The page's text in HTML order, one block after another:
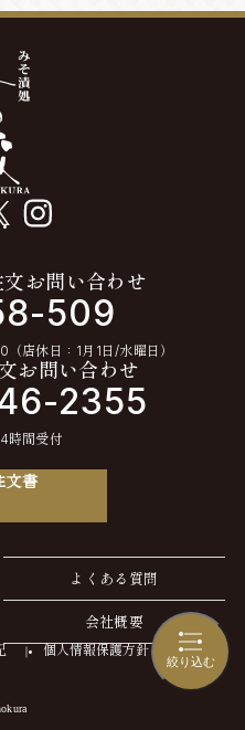
絞り込む
instagram
お問い合わせ
509
店休日：1月1日/水曜日）
お問い合わせ
2355
時間受付
文書
よくある質問
会社概要
個人情報保護方針